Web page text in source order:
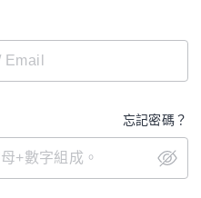
忘記密碼？